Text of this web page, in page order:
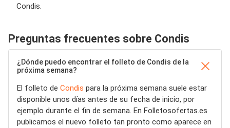
Condis.
Preguntas frecuentes sobre Condis
¿Dónde puedo encontrar el folleto de Condis de la
próxima semana?
El folleto de Condis para la próxima semana suele estar
disponible unos días antes de su fecha de inicio, por
ejemplo durante el fin de semana. En Folletosofertas.es
publicamos el nuevo folleto tan pronto como aparece en